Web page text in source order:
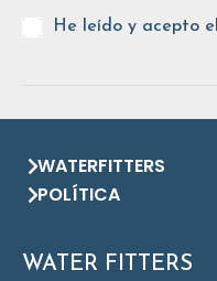
He leído y acepto el
WATERFITTERS
POLÍTICA
WATER FITTERS